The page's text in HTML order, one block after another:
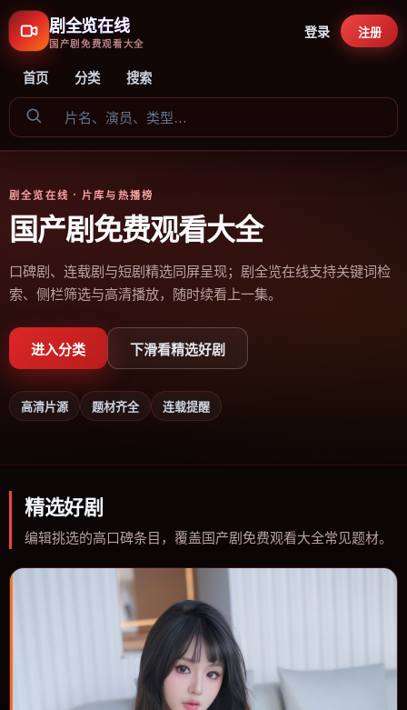
剧全览在线
国产剧免费观看大全
首页 分类 搜索
登录 注册
剧全览在线 · 片库与热播榜
国产剧免费观看大全
口碑剧、连载剧与短剧精选同屏呈现；剧全览在线支持关键词检
索、侧栏筛选与高清播放，随时续看上一集。
进入分类 下滑看精选好剧
高清片源 题材齐全 连载提醒
精选好剧
编辑挑选的高口碑条目，覆盖国产剧免费观看大全常见题材。